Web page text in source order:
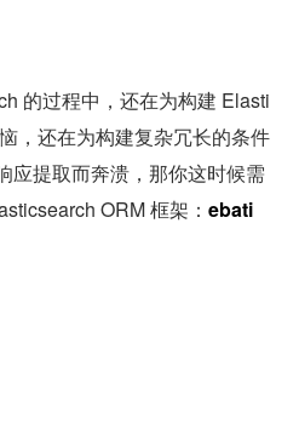
的过程中，还在为构建 Elasti
，还在为构建复杂冗长的条件
应提取而奔溃，那你这时候需
ORM 框架： ebati